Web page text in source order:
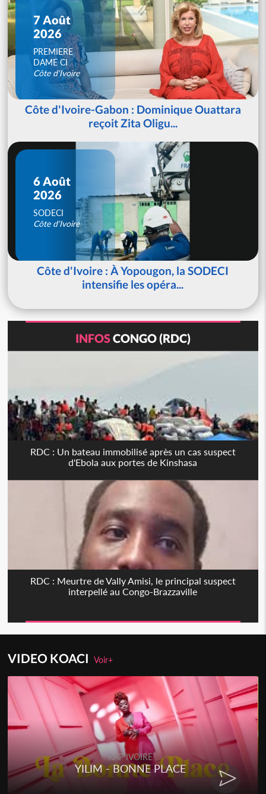
7 Août
2026
PREMIERE
DAME CI
Côte d'Ivoire
Côte d'Ivoire-Gabon : Dominique Ouattara
reçoit Zita Oligu...
6 Août
2026
SODECI
Côte d'Ivoire
Côte d'Ivoire : À Yopougon, la SODECI
intensifie les opéra...
INFOSCONGO (RDC)
RDC : Un bateau immobilisé après un cas suspect
d'Ebola aux portes de Kinshasa
RDC : Meurtre de Vally Amisi, le principal suspect
interpellé au Congo-Brazzaville
VIDEO KOACIVoir+
RAP IVOIRE
YILIM - BONNE PLACE